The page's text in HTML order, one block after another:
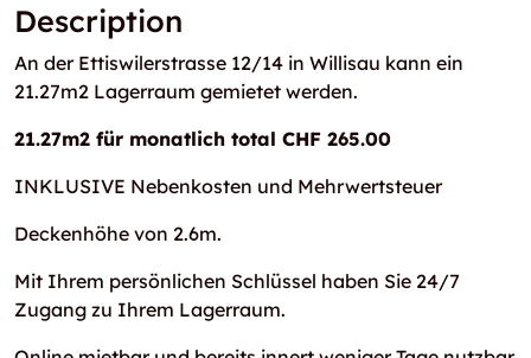
Description
An der Ettiswilerstrasse 12/14 in Willisau kann ein
21.27m2 Lagerraum gemietet werden.
21.27m2 für monatlich total CHF 265.00
INKLUSIVE Nebenkosten und Mehrwertsteuer
Deckenhöhe von 2.6m.
Mit Ihrem persönlichen Schlüssel haben Sie 24/7
Zugang zu Ihrem Lagerraum.